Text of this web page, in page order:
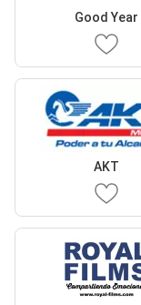
Good Year
AKT